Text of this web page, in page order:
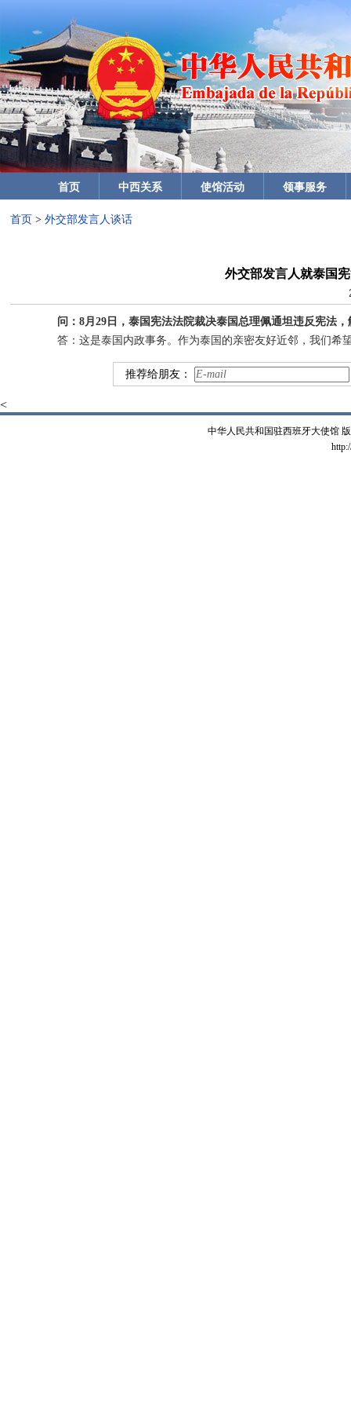
首页 中西关系 使馆活动 领事服务
首页 > 外交部发言人谈话
外交部发言人就泰国
问：8月29日，泰国宪法法院裁决泰国总理佩通坦违反宪法
答：这是泰国内政事务。作为泰国的亲密友好近邻，我们希
推荐给朋友：
<
中华人民共和国驻西班牙大使馆